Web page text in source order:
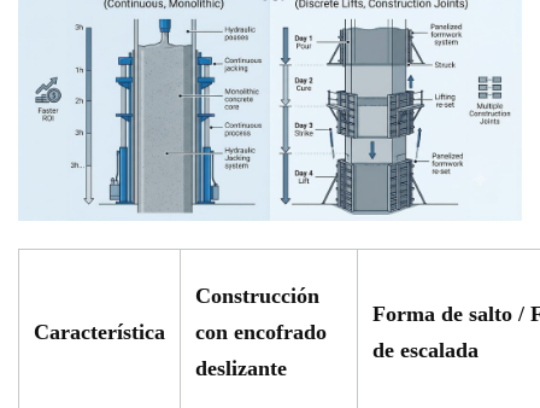
Característica
Construcción
con encofrado
deslizante
Forma de salto /
de escalada